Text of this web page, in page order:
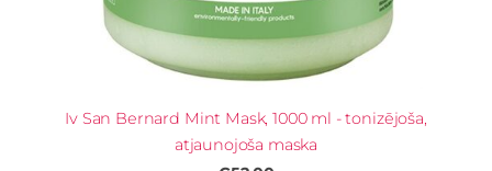
Iv San Bernard Mint Mask, 1000 ml - tonizējoša,
atjaunojoša maska